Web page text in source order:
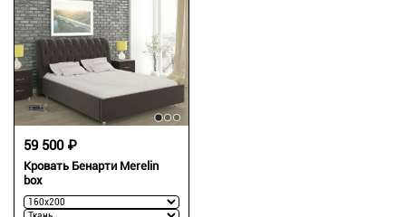
Кровать Бенарти Merelin
box
59 500 ₽